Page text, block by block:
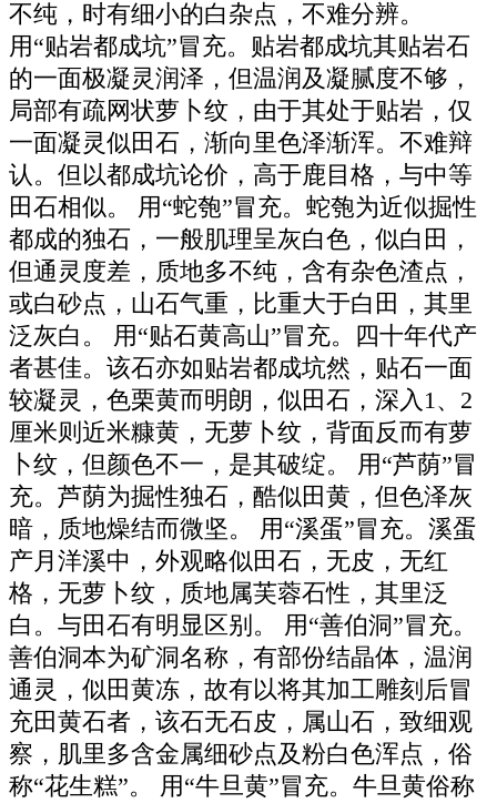
不纯，时有细小的白杂点，不难分辨。
用“贴岩都成坑”冒充。贴岩都成坑其贴岩石
的一面极凝灵润泽，但温润及凝腻度不够，
局部有疏网状萝卜纹，由于其处于贴岩，仅
一面凝灵似田石，渐向里色泽渐浑。不难辩
认。但以都成坑论价，高于鹿目格，与中等
田石相似。 用“蛇匏”冒充。蛇匏为近似掘性
都成的独石，一般肌理呈灰白色，似白田，
但通灵度差，质地多不纯，含有杂色渣点，
或白砂点，山石气重，比重大于白田，其里
泛灰白。 用“贴石黄高山”冒充。四十年代产
者甚佳。该石亦如贴岩都成坑然，贴石一面
较凝灵，色栗黄而明朗，似田石，深入1、2
厘米则近米糠黄，无萝卜纹，背面反而有萝
卜纹，但颜色不一，是其破绽。 用“芦荫”冒
充。芦荫为掘性独石，酷似田黄，但色泽灰
暗，质地燥结而微坚。 用“溪蛋”冒充。溪蛋
产月洋溪中，外观略似田石，无皮，无红
格，无萝卜纹，质地属芙蓉石性，其里泛
白。与田石有明显区别。 用“善伯洞”冒充。
善伯洞本为矿洞名称，有部份结晶体，温润
通灵，似田黄冻，故有以将其加工雕刻后冒
充田黄石者，该石无石皮，属山石，致细观
察，肌里多含金属细砂点及粉白色浑点，俗
称“花生糕”。 用“牛旦黄”冒充。牛旦黄俗称